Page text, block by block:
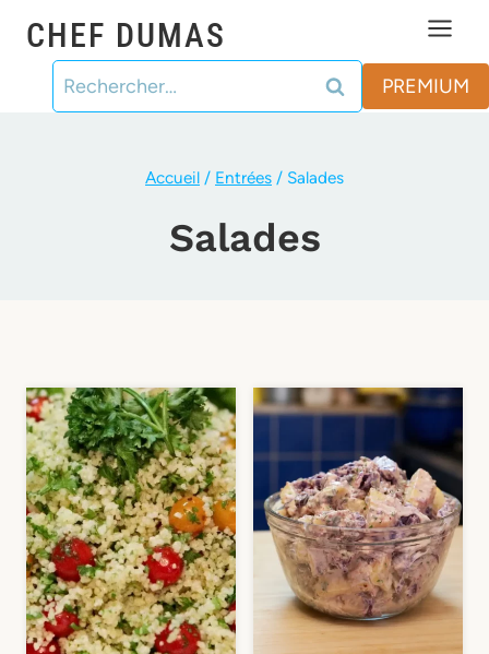
contenu
CHEF DUMAS
Rechercher : PREMIUM
Accueil / Entrées / Salades
Salades